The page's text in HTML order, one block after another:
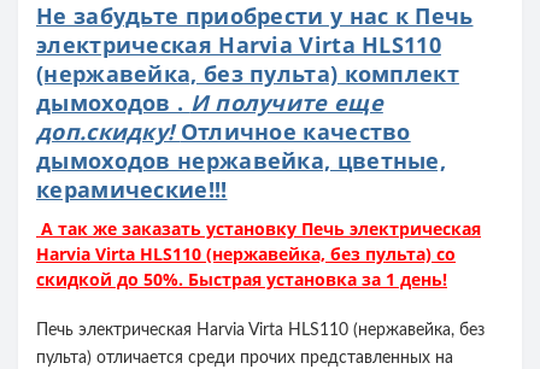
Не забудьте приобрести у нас к Печь
электрическая Harvia Virta HLS110
(нержавейка, без пульта) комплект
дымоходов . И получите еще
доп.скидку!Отличное качество
дымоходов нержавейка, цветные,
керамические!!!
А так же заказать установку Печь электрическая
Harvia Virta HLS110 (нержавейка, без пульта) со
скидкой до 50%. Быстрая установка за 1 день!
Печь электрическая Harvia Virta HLS110 (нержавейка, без
пульта) отличается среди прочих представленных на